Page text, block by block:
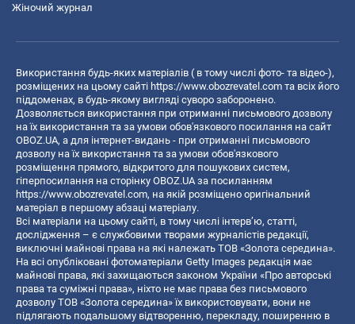
Жіночий журнал
Використання будь-яких матеріалів ( в тому числі фото- та відео-),
розміщених на цьому сайті https://www.obozrevatel.com та всіх його
піддоменах, в будь-якому вигляді суворо заборонено.
Дозволяється використання при отриманні письмового дозволу
на їх використання та за умови обов'язкового посилання на сайт
OBOZ.UA, а для інтернет-видань - при отриманні письмового
дозволу на їх використання та за умови обов'язкового
розміщення прямого, відкритого для пошукових систем,
гіперпосилання на сторінку OBOZ.UA за посиланням
https://www.obozrevatel.com, на якій розміщено оригінальний
матеріал в першому абзаці матеріалу.
Всі матеріали на цьому сайті, в тому числі інтерв’ю, статті,
дослідження – є службовими творами журналістів редакції,
виключні майнові права на які належать ТОВ «Золота середина».
На всі опубліковані фотоматеріали Getty Images редакція має
майнові права, які захищаються законом України «Про авторські
права та суміжні права», ніхто не має права без письмового
дозволу ТОВ «Золота середина» їх використовувати, вони не
підлягають подальшому відтворенню, перекладу, поширенню в